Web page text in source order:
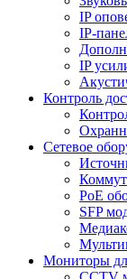
IP
IP-
IP
Контроль
Сетевое
PoE
SFP
Мониторы